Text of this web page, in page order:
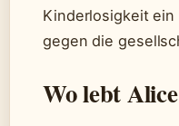
Kinderlosigkeit ein
gegen die
Wo lebt